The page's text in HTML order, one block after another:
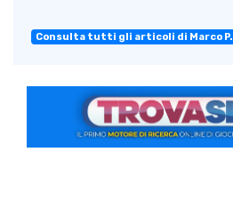
Consulta tutti gli articoli di Marco P.